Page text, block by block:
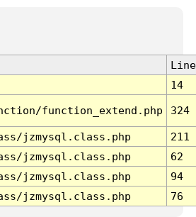
Line
14
function_extend.php 324
jzmysql.class.php
211
jzmysql.class.php
62
jzmysql.class.php
94
jzmysql.class.php 76